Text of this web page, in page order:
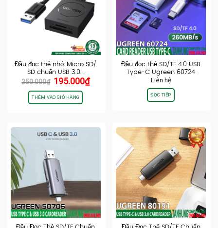
Đầu đọc thẻ nhớ Micro SD/
SD chuẩn USB 3.0…
250.000₫ Giá
gốc
là:
250.000₫.
195.000₫Giá
THÊM VÀO GIỎ HÀNG
Đầu đọc thẻ SD/TF 4.0 USB
Type-C Ugreen 60724
chính…
Liên hệ
ĐỌC TIẾP